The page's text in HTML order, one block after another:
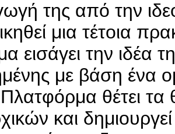
της από την
μια τέτοια
εισάγει την ιδέα
με βάση ένα
θέτει τα
και